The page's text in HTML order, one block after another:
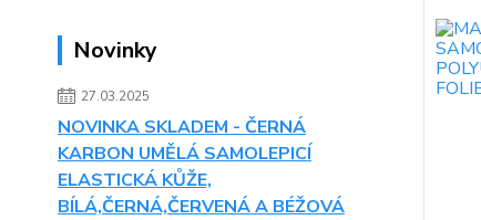
Novinky
27.03.2025
NOVINKA SKLADEM - ČERNÁ
KARBON UMĚLÁ SAMOLEPICÍ
ELASTICKÁ KŮŽE,
BÍLÁ,ČERNÁ,ČERVENÁ A BÉŽOVÁ